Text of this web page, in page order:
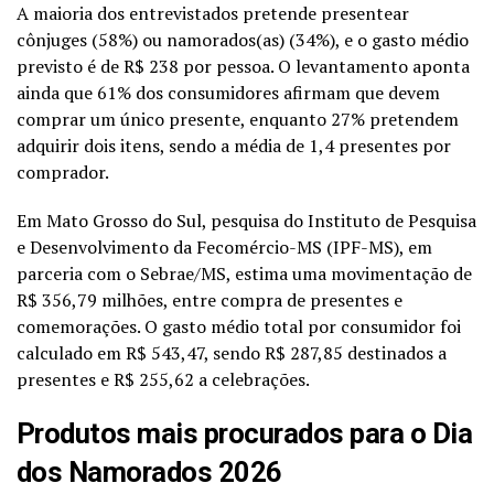
A maioria dos entrevistados pretende presentear
cônjuges (58%) ou namorados(as) (34%), e o gasto médio
previsto é de R$ 238 por pessoa. O levantamento aponta
ainda que 61% dos consumidores afirmam que devem
comprar um único presente, enquanto 27% pretendem
adquirir dois itens, sendo a média de 1,4 presentes por
comprador.
Em Mato Grosso do Sul, pesquisa do Instituto de Pesquisa
e Desenvolvimento da Fecomércio-MS (IPF-MS), em
parceria com o Sebrae/MS, estima uma movimentação de
R$ 356,79 milhões, entre compra de presentes e
comemorações. O gasto médio total por consumidor foi
calculado em R$ 543,47, sendo R$ 287,85 destinados a
presentes e R$ 255,62 a celebrações.
Produtos mais procurados para o Dia
dos Namorados 2026